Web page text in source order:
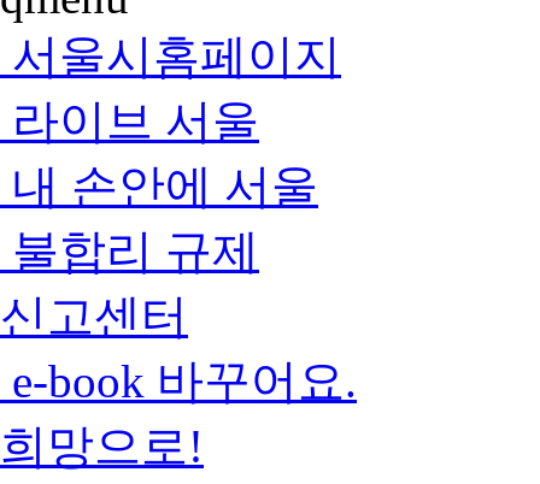
서울시홈페이지
라이브 서울
내 손안에 서울
불합리 규제
신고센터
e-book 바꾸어요.
희망으로!